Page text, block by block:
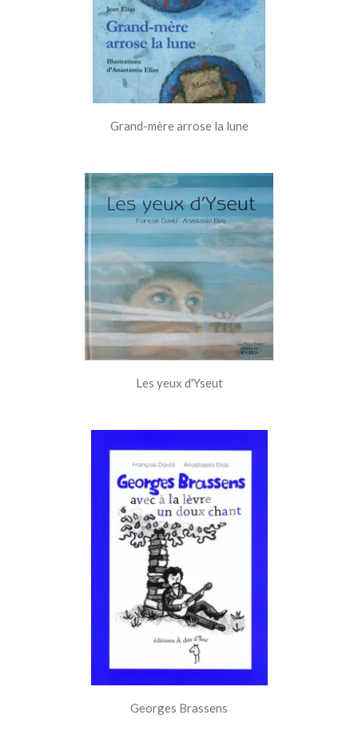
Grand-mère arrose la lune
Les yeux d'Yseut
Georges Brassens